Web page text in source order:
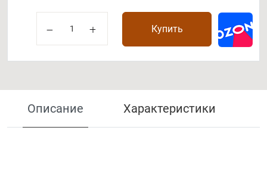
Купить
Описание Характеристики